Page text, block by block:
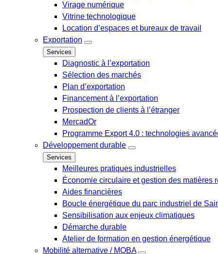
Virage numérique
Vitrine technologique
Location d’espaces et bureaux de travail
Exportation
Services
Diagnostic à l’exportation
Sélection des marchés
Plan d’exportation
Financement à l’exportation
Prospection de clients à l’étranger
MercadOr
Programme Export 4.0 : technologies
Développement durable
Services
Meilleures pratiques industrielles
Économie circulaire et gestion des matières
Aides financières
Boucle énergétique du parc industriel de
Sensibilisation aux enjeux climatiques
Démarche durable
Atelier de formation en gestion énergétique
Mobilité alternative / MOBA